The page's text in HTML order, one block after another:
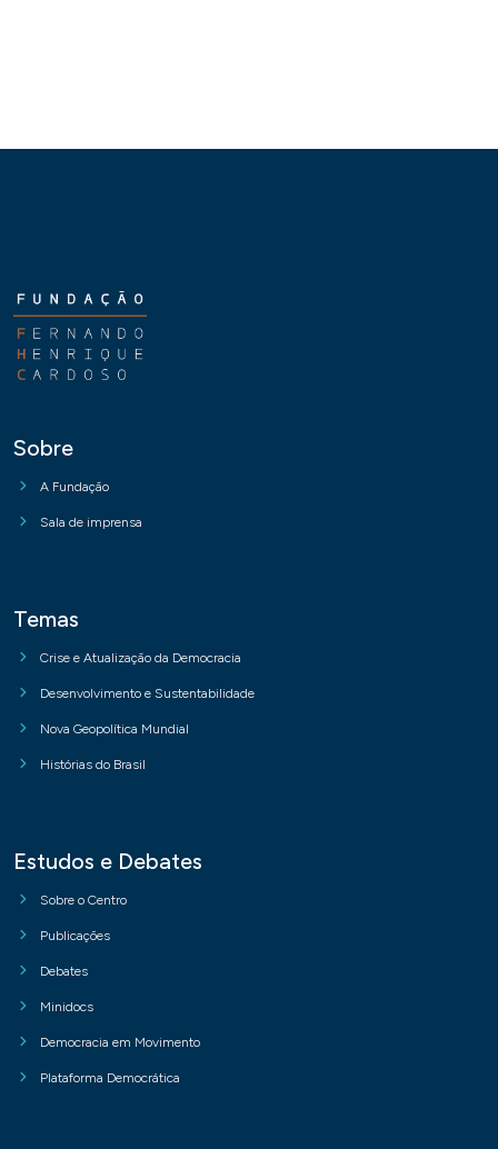
Sobre
A Fundação
Sala de imprensa
Temas
Crise e Atualização da Democracia
Desenvolvimento e Sustentabilidade
Nova Geopolítica Mundial
Histórias do Brasil
Estudos e Debates
Sobre o Centro
Publicações
Debates
Minidocs
Democracia em Movimento
Plataforma Democrática